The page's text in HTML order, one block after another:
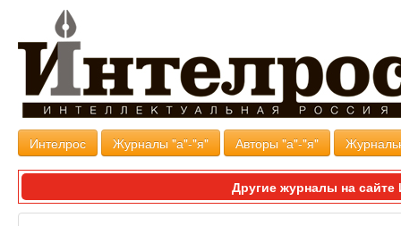
Интелрос Журналы "а"-"я" Авторы "а"-"я"
Другие журналы на